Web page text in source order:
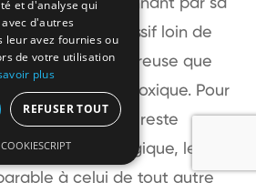
est impressionnant par sa
peu agressif loin de
est plus douloureuse que
sans être plus toxique. Pour
allergique, elle reste
personne allergique, le
à celui de tout autre
et d'analyse qui
d'autres
leur avez fournies ou
de votre utilisation
plus
REFUSER TOUT